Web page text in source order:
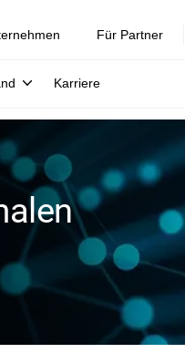
Für Partner
Karriere